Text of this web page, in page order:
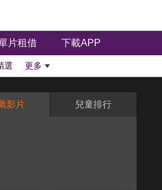
片租借 下載APP
選 更多
影片 兒童排行